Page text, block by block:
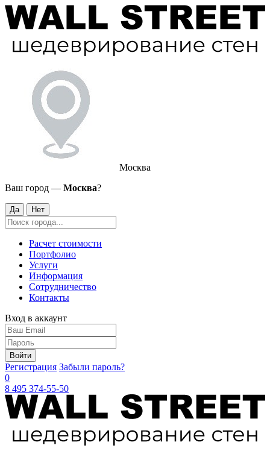
Москва
Ваш город — Москва?
Да Нет
Расчет стоимости
Портфолио
Услуги
Информация
Сотрудничество
Контакты
Вход в аккаунт
Войти
Регистрация Забыли пароль?
0
8 495 374-55-50